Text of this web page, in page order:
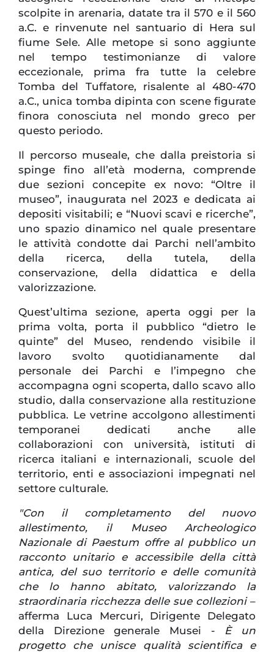
scolpite in arenaria, datate tra il 570 e il 560
a.C. e rinvenute nel santuario di Hera sul
fiume Sele. Alle metope si sono aggiunte
nel tempo testimonianze di valore
eccezionale, prima fra tutte la celebre
Tomba del Tuffatore, risalente al 480-470
a.C., unica tomba dipinta con scene figurate
finora conosciuta nel mondo greco per
questo periodo.
Il percorso museale, che dalla preistoria si
spinge fino all’età moderna, comprende
due sezioni concepite ex novo: “Oltre il
museo”, inaugurata nel 2023 e dedicata ai
depositi visitabili; e “Nuovi scavi e ricerche”,
uno spazio dinamico nel quale presentare
le attività condotte dai Parchi nell’ambito
della ricerca, della tutela, della
conservazione, della didattica e della
valorizzazione.
Quest’ultima sezione, aperta oggi per la
prima volta, porta il pubblico “dietro le
quinte” del Museo, rendendo visibile il
lavoro svolto quotidianamente dal
personale dei Parchi e l’impegno che
accompagna ogni scoperta, dallo scavo allo
studio, dalla conservazione alla restituzione
pubblica. Le vetrine accolgono allestimenti
temporanei dedicati anche alle
collaborazioni con università, istituti di
ricerca italiani e internazionali, scuole del
territorio, enti e associazioni impegnati nel
settore culturale.
"Con il completamento del nuovo
allestimento, il Museo Archeologico
Nazionale di Paestum offre al pubblico un
racconto unitario e accessibile della città
antica, del suo territorio e delle comunità
che lo hanno abitato, valorizzando la
straordinaria ricchezza delle sue collezioni–
afferma Luca Mercuri, Dirigente Delegato
della Direzione generale Musei - È un
progetto che unisce qualità scientifica e